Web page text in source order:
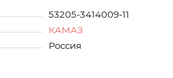
53205-3414009-11
КАМАЗ
Россия